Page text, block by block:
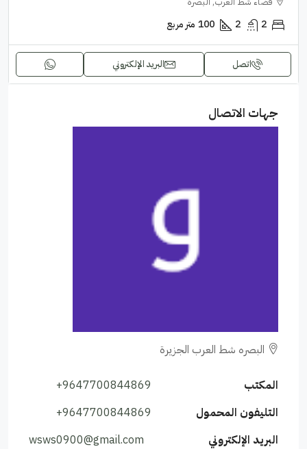
2
2
100 متر مربع
اتصل البريد الإلكتروني
جهات الاتصال
البصره شط العرب الجزيرة
المكتب
+9647700844869
التليفون المحمول
+9647700844869
البريد الإلكتروني
wsws0900@gmail.com